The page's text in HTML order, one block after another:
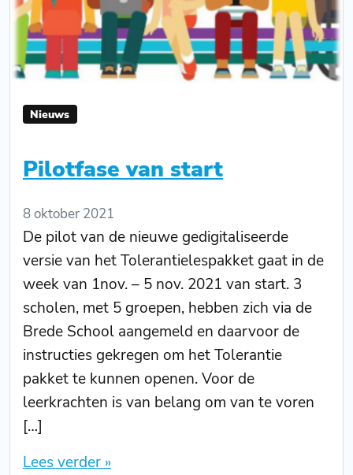
Nieuws
Pilotfase van start
8 oktober 2021
De pilot van de nieuwe gedigitaliseerde
versie van het Tolerantielespakket gaat in de
week van 1nov. – 5 nov. 2021 van start. 3
scholen, met 5 groepen, hebben zich via de
Brede School aangemeld en daarvoor de
instructies gekregen om het Tolerantie
pakket te kunnen openen. Voor de
leerkrachten is van belang om van te voren
[…]
Lees verder »